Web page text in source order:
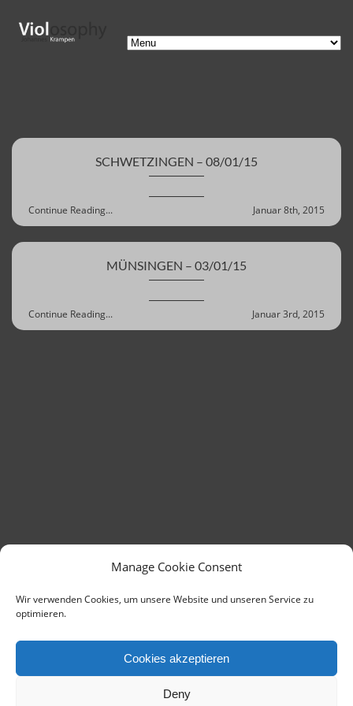
Manage Cookie Consent
Wir verwenden Cookies, um unsere Website und unseren Service zu
optimieren.
Cookies akzeptieren
Deny
SCHWETZINGEN – 08/01/15
Continue Reading... Januar 8th, 2015
MÜNSINGEN – 03/01/15
Continue Reading... Januar 3rd, 2015